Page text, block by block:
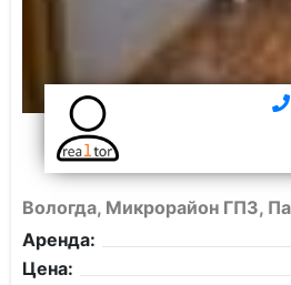
Вологда, Микрорайон ГПЗ,
Аренда:
Цена: